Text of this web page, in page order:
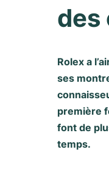
des
Rolex a
ses
première
font de
temps.